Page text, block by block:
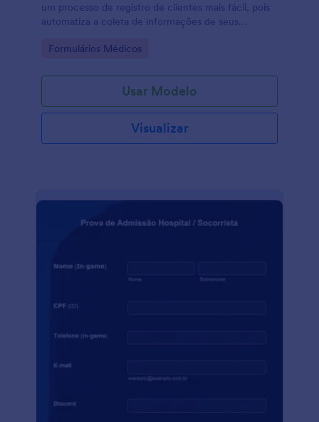
um processo de registro de clientes mais fácil, pois
automatiza a coleta de informações de seus
registros de pacientes de forma sistemática e
Psicológico fornece as informações de contato de
seus clientes, detalhes pessoais, informações de
contato de emergência, informações de seguro de
saúde, histórico médico e de saúde mental, e por
fim, o consentimento do paciente aos seus termos e
modelos, este Formulário para Acolhimento
pode incorporá-lo em seu site ou compartilhar o link
do formulário para que possa ser preenchido.
Go to Category:
Formulários Médicos
Usar Modelo
Visualizar